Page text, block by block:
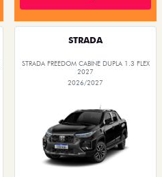
STRADA
STRADA FREEDOM CABINE DUPLA 1.3 FLEX
2027
2026/2027